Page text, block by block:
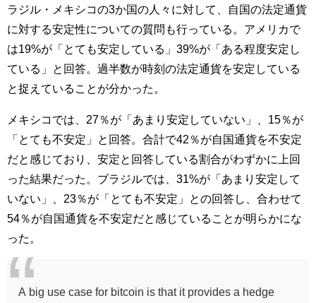
ラジル・メキシコの3か国の人々に対して、自国の法定通貨
に対する安定性についての質問も行っている。アメリカで
は19%が「とても安定している」39%が「ある程度安定し
ている」と回答。過半数が時刻の法定通貨を安定している
と捉えていることが分かった。
メキシコでは、27％が「あまり安定していない」、15％が
「とても不安定」と回答。合計で42％が自国通貨を不安定
だと感じており、安定と回答している割合がわずかに上回
った結果だった。ブラジルでは、31%が「あまり安定して
いない」、23％が「とても不安定」との回答し、合わせて
54％が自国通貨を不安定だと感じていることが明らかにな
った。
A big use case for bitcoin is that it provides a hedge